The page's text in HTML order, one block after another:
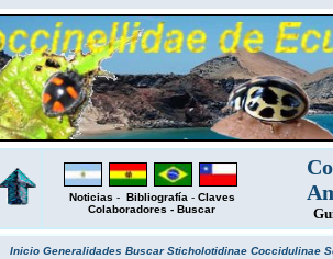
Noticias - Bibliografía - Claves
Colaboradores - Buscar
Inicio Generalidades BuscarSticholotidinae Coccidulinae